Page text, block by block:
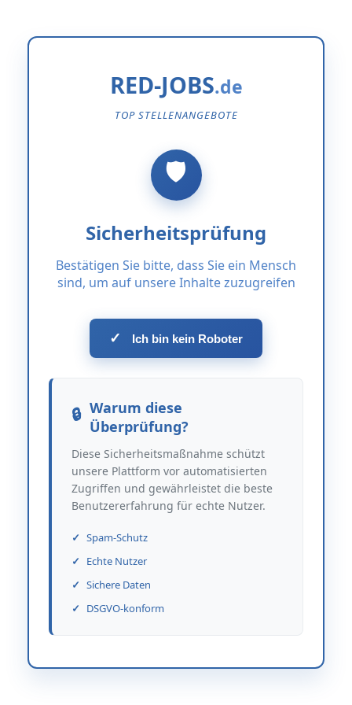
RED-JOBS
TOP STELLENANGEBOTE
Sicherheitsprüfung
Bestätigen Sie bitte, dass Sie ein Mensch
sind, um auf unsere Inhalte zuzugreifen
✓ Ich bin kein Roboter
Warum diese
Überprüfung?
Diese Sicherheitsmaßnahme schützt
unsere Plattform vor automatisierten
Zugriffen und gewährleistet die beste
Benutzererfahrung für echte Nutzer.
Spam-Schutz
Echte Nutzer
Sichere Daten
DSGVO-konform